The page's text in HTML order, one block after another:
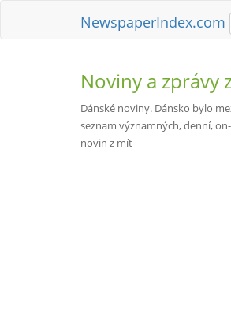
NewspaperIndex.com
Noviny a zprávy
Dánské noviny. Dánsko bylo
seznam významných, denní,
novin z mít